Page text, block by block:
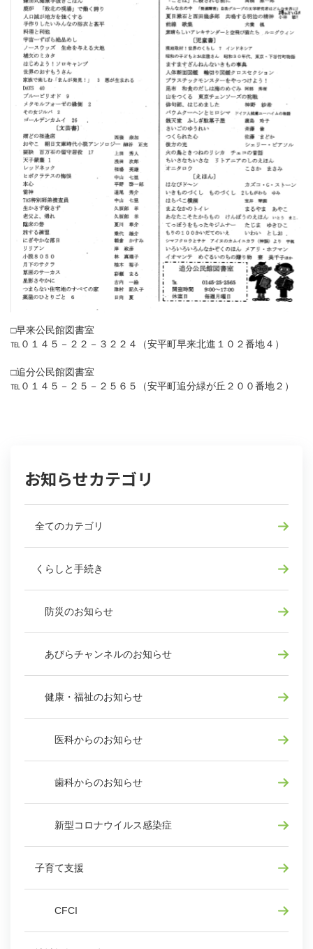
□早来公民館図書室
℡０１４５－２２－３２２４（安平町早来北進１０２番地４）
□追分公民館図書室
℡０１４５－２５－２５６５（安平町追分緑が丘２００番地２）
お知らせカテゴリ
全てのカテゴリ
くらしと手続き
防災のお知らせ
あびらチャンネルのお知らせ
健康・福祉のお知らせ
医科からのお知らせ
歯科からのお知らせ
新型コロナウイルス感染症
子育て支援
CFCI